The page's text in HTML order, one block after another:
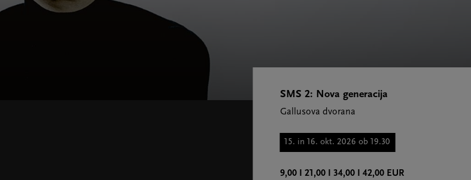
SMS 2: Nova generacija
Gallusova dvorana
15. in 16. okt. 2026 ob 19.30
9,00 I 21,00 I 34,00 I 42,00 EUR